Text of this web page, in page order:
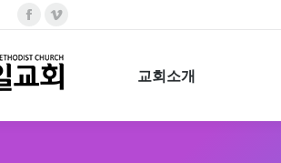
Facebook
opens
new
Vimeo
opens
in
new
교회소개
교회소개